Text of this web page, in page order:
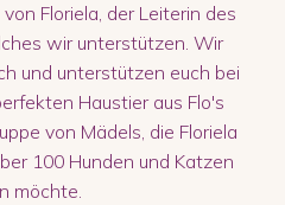
Floriela, der Leiterin des
wir unterstützen. Wir
und unterstützen euch bei
Haustier aus Flo's
von Mädels, die Floriela
100 Hunden und Katzen
möchte.